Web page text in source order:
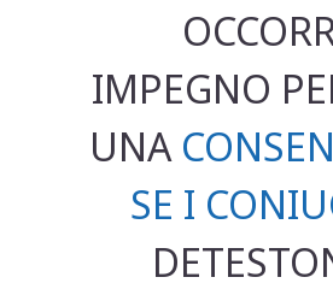
IMPEGNO
UNA
SE I